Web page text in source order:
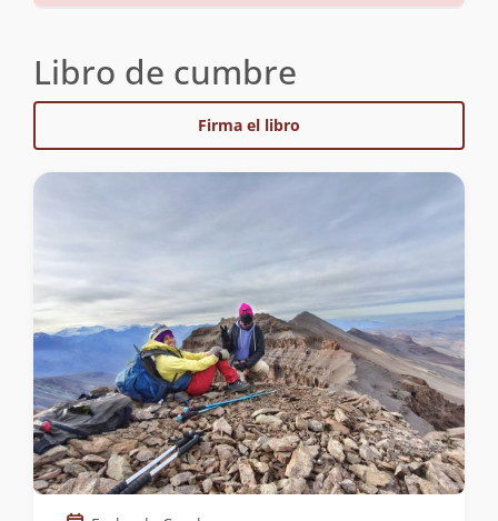
Libro de cumbre
Firma el libro